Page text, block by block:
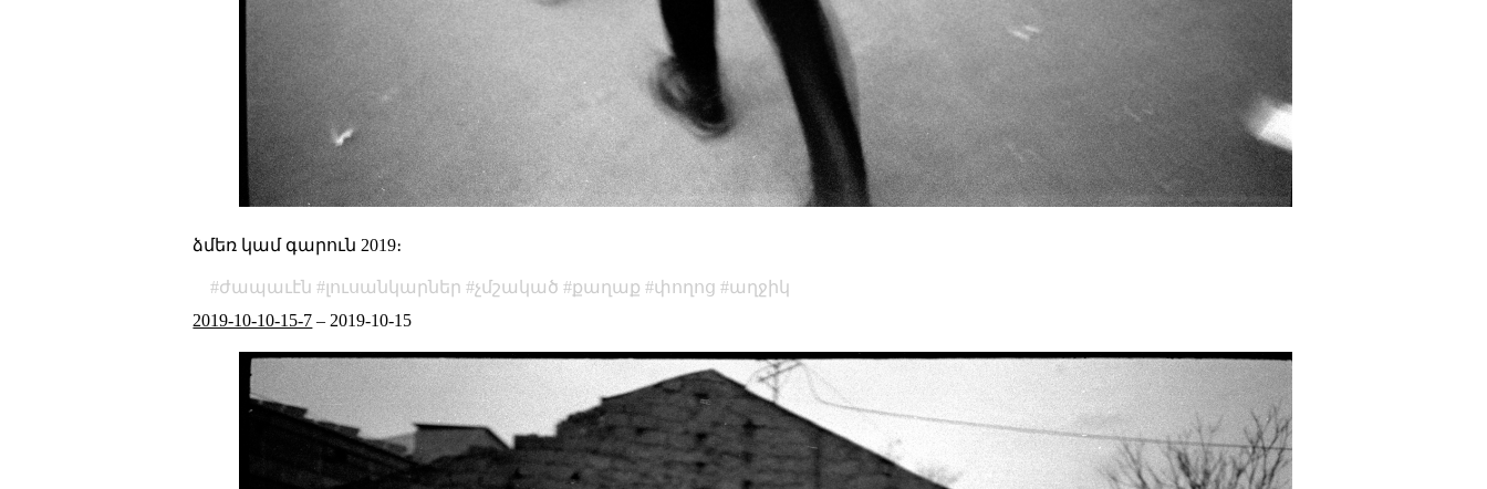
ձմեռ կամ գարուն 2019։
ժապաւէն լուսանկարներ չմշակած քաղաք փողոց
աղջիկ
2019-10-10-15-7 – 2019-10-15